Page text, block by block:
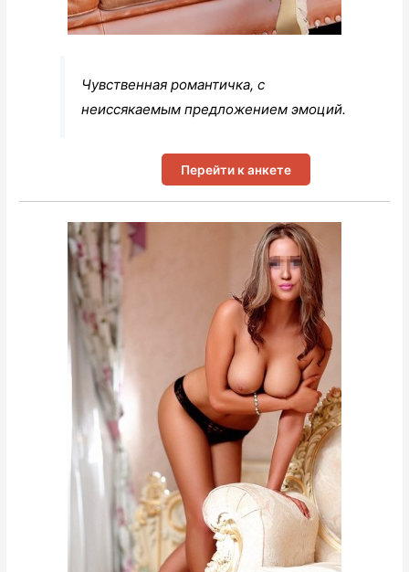
Чувственная романтичка, с
неиссякаемым предложением эмоций.
Перейти к анкете